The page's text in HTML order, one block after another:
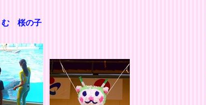
む 桜の子